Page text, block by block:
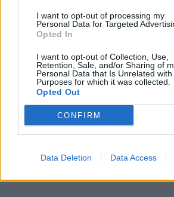
I want to opt-out of processing my
Personal Data for Targeted
Opted In
I want to opt-out of Collection, Use,
Retention, Sale, and/or Sharing of
Personal Data that Is Unrelated
Purposes for which it was collected.
Opted Out
CONFIRM
Data Deletion Data Access
kaukaloon
divisioonassa – sai
50 jäähyminuuttia
Kanada – USA klo
ottelun ilmaiseksi